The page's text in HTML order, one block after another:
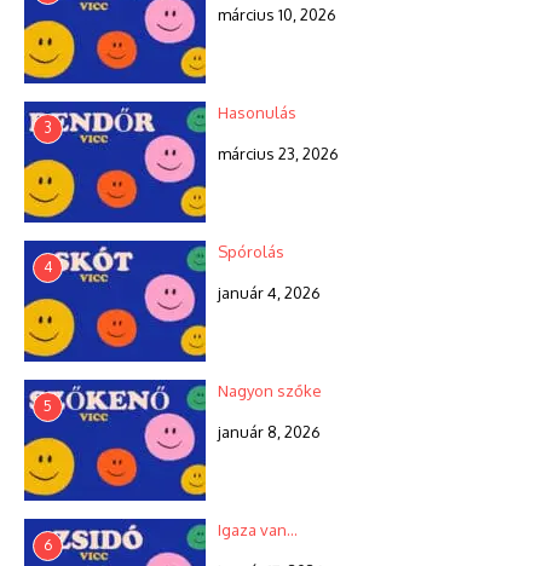
március 10, 2026
3
Hasonulás
március 23, 2026
4
Spórolás
január 4, 2026
5
Nagyon szőke
január 8, 2026
6
Igaza van…